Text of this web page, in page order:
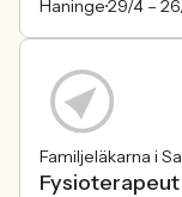
Haninge29/4 –
Familjeläkarna i